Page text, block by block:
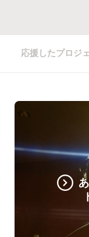
応援したプロジ